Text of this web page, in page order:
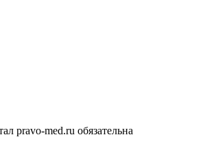
pravo-med.ru обязательна